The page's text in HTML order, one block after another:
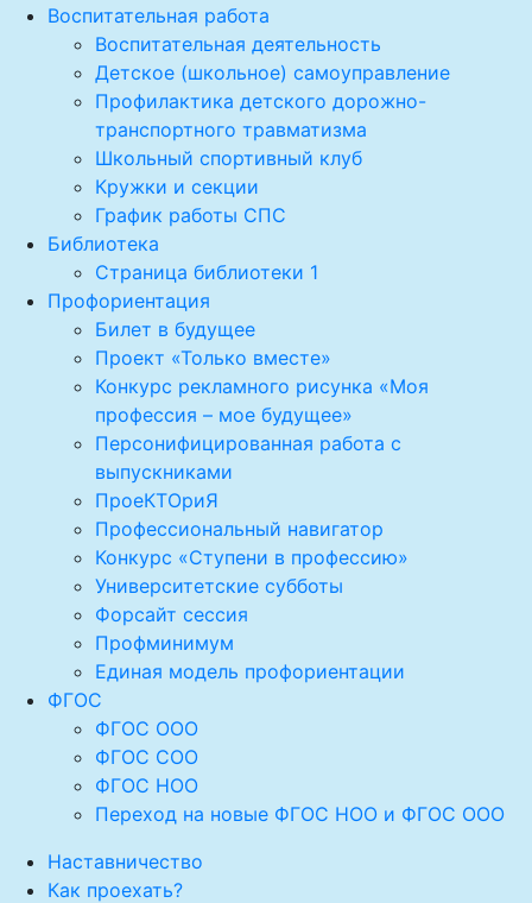
Воспитательная работа
Воспитательная деятельность
Детское (школьное) самоуправление
Профилактика детского дорожно-
транспортного травматизма
Школьный спортивный клуб
Кружки и секции
График работы СПС
Библиотека
Страница библиотеки 1
Профориентация
Билет в будущее
Проект «Только вместе»
Конкурс рекламного рисунка «Моя
профессия – мое будущее»
Персонифицированная работа с
выпускниками
ПроеКТОриЯ
Профессиональный навигатор
Конкурс «Ступени в профессию»
Университетские субботы
Форсайт сессия
Профминимум
Единая модель профориентации
ФГОС
ФГОС ООО
ФГОС СОО
ФГОС НОО
Переход на новые ФГОС НОО и ФГОС ООО
Наставничество
Как проехать?